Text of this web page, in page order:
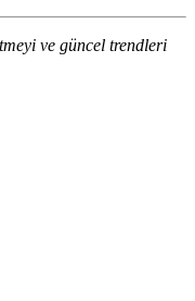
ve güncel trendleri